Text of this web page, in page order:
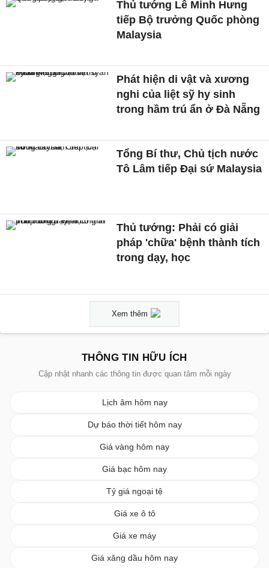
Thủ tướng Lê Minh Hưng
tiếp Bộ trưởng Quốc phòng
Malaysia
Phát hiện di vật và xương
nghi của liệt sỹ hy sinh
trong hầm trú ẩn ở Đà Nẵng
Tổng Bí thư, Chủ tịch nước
Tô Lâm tiếp Đại sứ Malaysia
Thủ tướng: Phải có giải
pháp 'chữa' bệnh thành tích
trong dạy, học
Xem thêm
THÔNG TIN HỮU ÍCH
Cập nhật nhanh các thông tin được quan tâm mỗi ngày
Lịch âm hôm nay
Dự báo thời tiết hôm nay
Giá vàng hôm nay
Giá bạc hôm nay
Tỷ giá ngoại tệ
Giá xe ô tô
Giá xe máy
Giá xăng dầu hôm nay